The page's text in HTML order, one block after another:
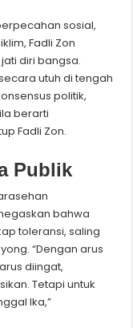
sosial,
Fadli Zon
diri bangsa.
utuh di tengah
politik,
berarti
Fadli Zon.
Publik
bahwa
toleransi, saling
“Dengan arus
diingat,
Tetapi untuk
Ika,”